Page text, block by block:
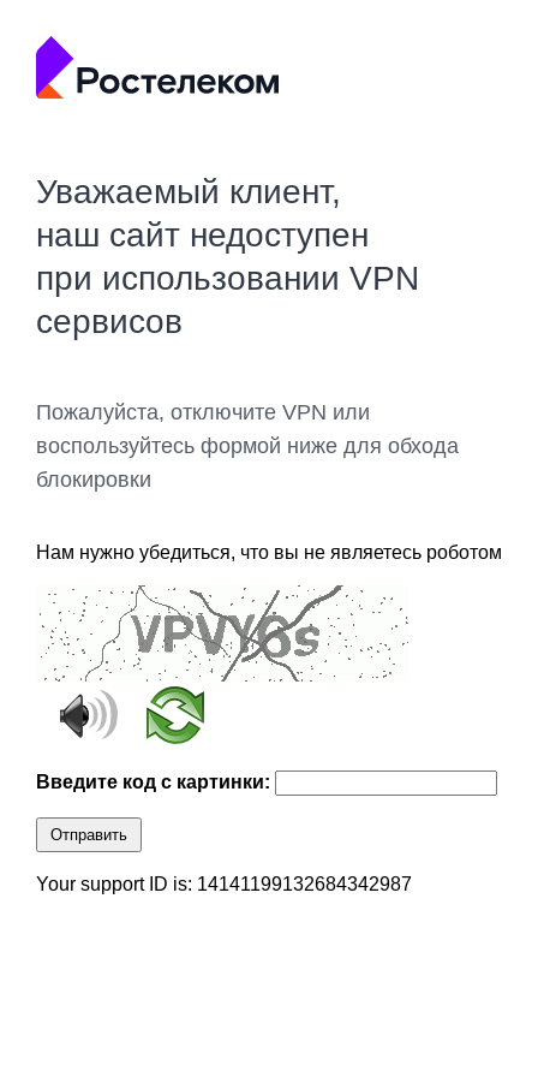
Уважаемый клиент,
наш сайт недоступен
при использовании VPN
сервисов
Пожалуйста, отключите VPN или
воспользуйтесь формой ниже для обхода
блокировки
Нам нужно убедиться, что вы не являетесь роботом
Введите код с картинки:
Отправить
Your support ID is: 14141199132684342987